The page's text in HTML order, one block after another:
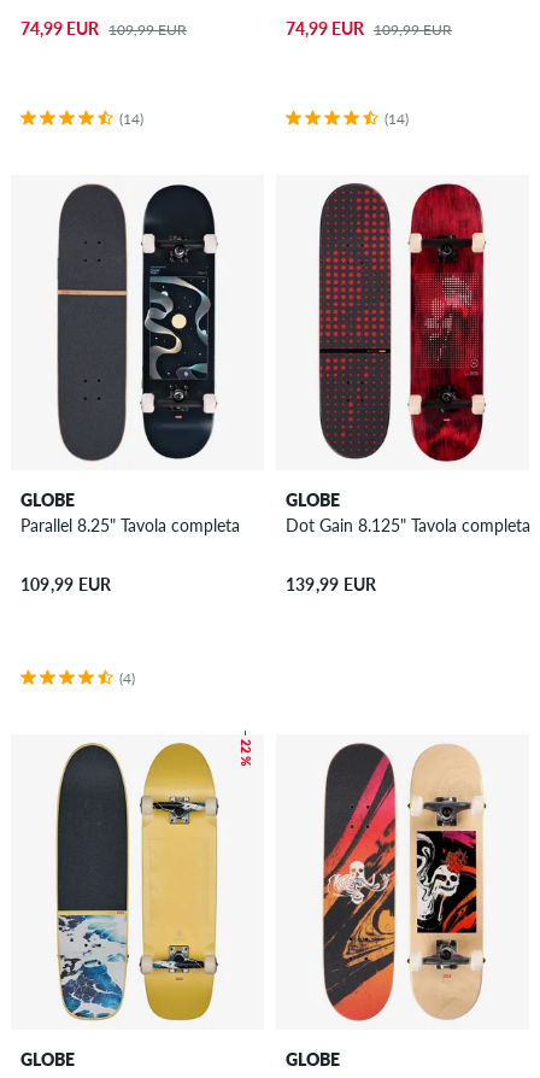
74,99 EUR 109,99 EUR
(14)
74,99 EUR 109,99 EUR
(14)
GLOBE
Parallel 8.25" Tavola completa
109,99 EUR
(4)
GLOBE
Dot Gain 8.125" Tavola completa
139,99 EUR
– 22 %
GLOBE
GLOBE